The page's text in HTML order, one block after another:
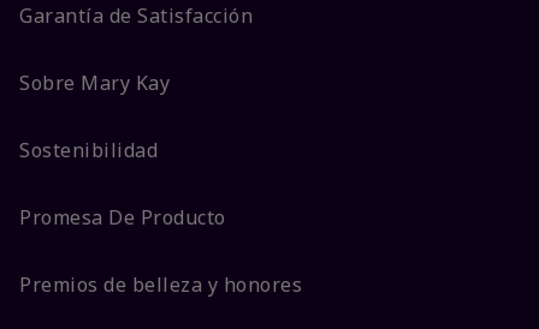
Garantía de Satisfacción
Sobre Mary Kay
Sostenibilidad
Promesa De Producto
Premios de belleza y honores